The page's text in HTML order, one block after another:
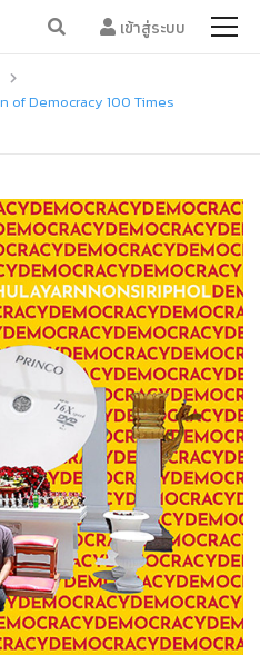
เข้าสู่ระบบ
of Democracy 100 Times